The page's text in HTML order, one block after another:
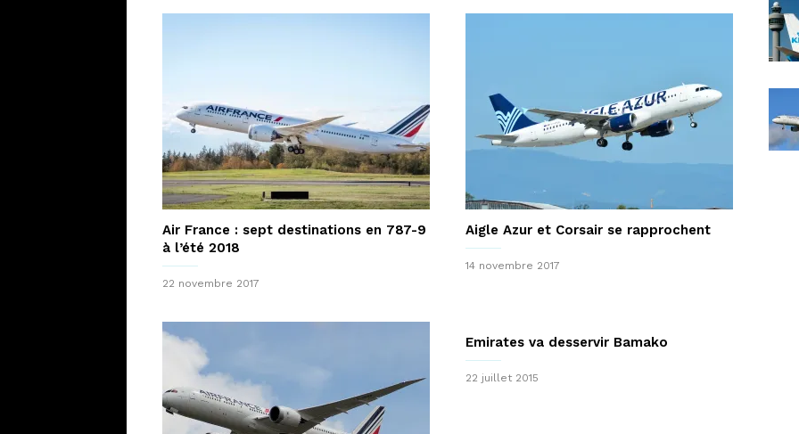
Air France : sept destinations en 787-9
à l’été 2018
22 novembre 2017
Aigle Azur et Corsair se rapprochent
14 novembre 2017
Emirates va desservir Bamako
22 juillet 2015